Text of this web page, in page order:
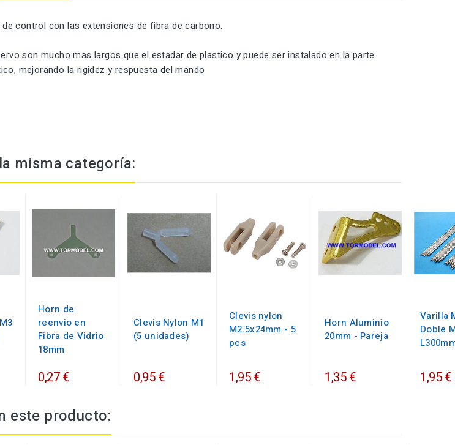
control con las extensiones de fibra de carbono.
son mucho mas largos que el estadar de plastico y puede ser instalado en la parte
mejorando la rigidez y respuesta del mando
misma categoría:
Horn de
reenvio en
Fibra de Vidrio
18mm
0,27 €
Clevis Nylon M1
(5 unidades)
0,95 €
Clevis nylon
M2.5x24mm - 5
pcs
1,95 €
Horn Aluminio
20mm - Pareja
1,35 €
Varilla
Doble
1,95 €
este producto: